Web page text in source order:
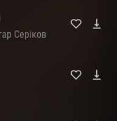
Серіков